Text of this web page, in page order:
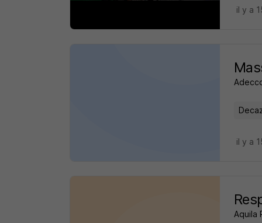
il y a
il y a
Aquila